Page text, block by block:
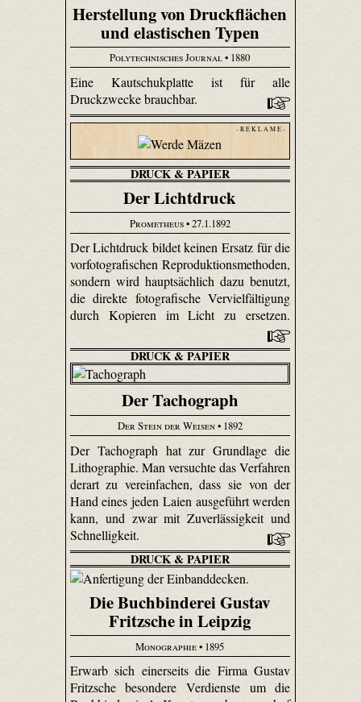
Herstellung von Druckflächen
und elastischen Typen
Polytechnisches Journal• 1880
Eine Kautschukplatte ist für alle
Druckzwecke brauchbar.
- R E K L A M E -
DRUCK & PAPIER
Der Lichtdruck
Prometheus• 27.1.1892
Der Lichtdruck bildet keinen Ersatz für die
vorfotografischen Reproduktionsmethoden,
sondern wird hauptsächlich dazu benutzt,
die direkte fotografische Vervielfältigung
durch Kopieren im Licht zu ersetzen.
DRUCK & PAPIER
Der Tachograph
Der Stein der Weisen• 1892
Der Tachograph hat zur Grundlage die
Lithographie. Man versuchte das Verfahren
derart zu vereinfachen, dass sie von der
Hand eines jeden Laien ausgeführt werden
kann, und zwar mit Zuverlässigkeit und
Schnelligkeit.
DRUCK & PAPIER
Die Buchbinderei Gustav
Fritzsche in Leipzig
Monographie• 1895
Erwarb sich einerseits die Firma Gustav
Fritzsche besondere Verdienste um die